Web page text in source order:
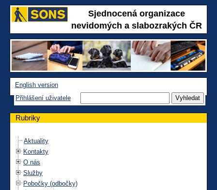
Sjednocená organizace
nevidomých a slabozrakých ČR
English version
Přihlášení uživatele
Rubriky
Aktuality
Kontakty
O nás
Služby
Pobočky (odbočky)